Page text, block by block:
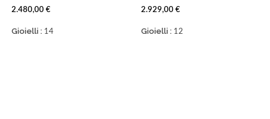
Prezzo
2.480,00 €
Gioielli : 14
Prezzo
2.929,00 €
Gioielli : 12